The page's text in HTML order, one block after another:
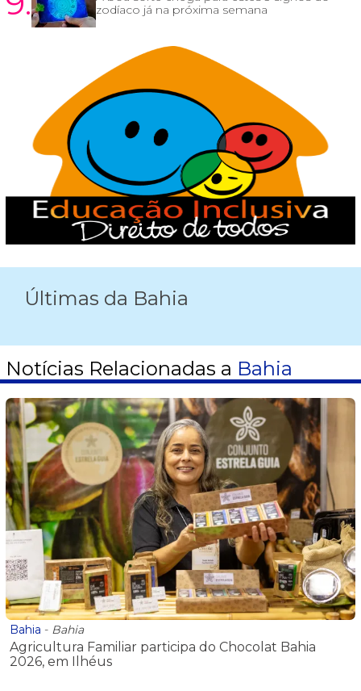
zodíaco já na próxima semana
Últimas da Bahia
Notícias Relacionadas a Bahia
Bahia - Bahia
Agricultura Familiar participa do Chocolat Bahia
2026, em Ilhéus